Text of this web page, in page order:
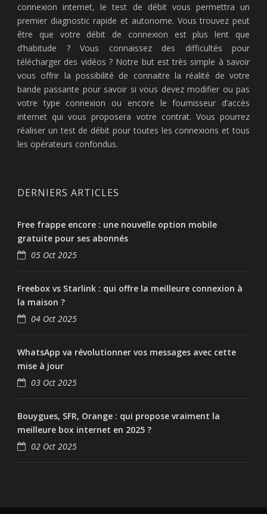
connexion internet, le test de débit vous permettra un
premier diagnostic rapide et autonome. Vous trouvez peut
être que votre débit de connexion est plus lent que
d’habitude ? Vous connaissez des difficultés pour
télécharger des vidéos ? Notre but est très simple à savoir
vous offrir la possibilité de connaitre la réalité de votre
bande passante pour savoir si vous devez modifier ou pas
votre type connexion ou encore le fournisseur d’accès
internet qui vous proposera votre contrat. Vous pourrez
réaliser un test de débit pour toutes les connexions et tous
les opérateurs confondus.
DERNIERS ARTICLES
Free frappe encore : une nouvelle option mobile
gratuite pour ses abonnés
05 Oct 2025
Freebox vs Starlink : qui offre la meilleure connexion à
la maison ?
04 Oct 2025
WhatsApp va révolutionner vos messages avec cette
mise à jour
03 Oct 2025
Bouygues, SFR, Orange : qui propose vraiment la
meilleure box internet en 2025 ?
02 Oct 2025